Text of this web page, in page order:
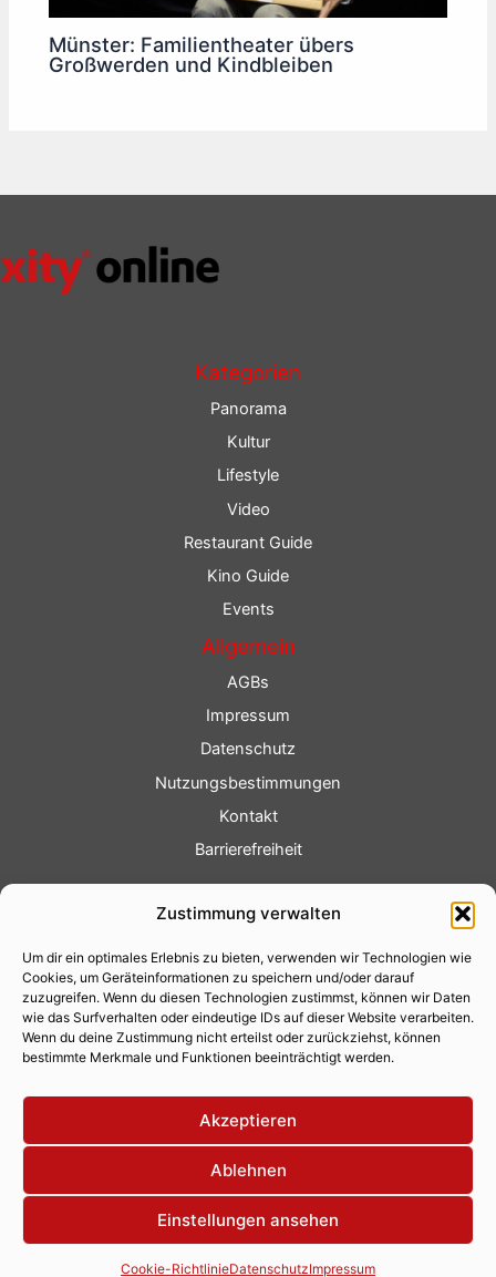
Zustimmung verwalten
Um dir ein optimales Erlebnis zu bieten, verwenden wir Technologien wie
Cookies, um Geräteinformationen zu speichern und/oder darauf
zuzugreifen. Wenn du diesen Technologien zustimmst, können wir Daten
wie das Surfverhalten oder eindeutige IDs auf dieser Website verarbeiten.
Wenn du deine Zustimmung nicht erteilst oder zurückziehst, können
bestimmte Merkmale und Funktionen beeinträchtigt werden.
Akzeptieren
Ablehnen
Einstellungen ansehen
Cookie-RichtlinieDatenschutzImpressum
Münster: Familientheater übers
Großwerden und Kindbleiben
Kategorien
Panorama
Kultur
Lifestyle
Video
Restaurant Guide
Kino Guide
Events
Allgemein
AGBs
Impressum
Datenschutz
Nutzungsbestimmungen
Kontakt
Barrierefreiheit
Fotoservice
Videoservice
Werbung
Contenterstellung
Lokalnachrichten
Lokalfernsehen
Eventkalender